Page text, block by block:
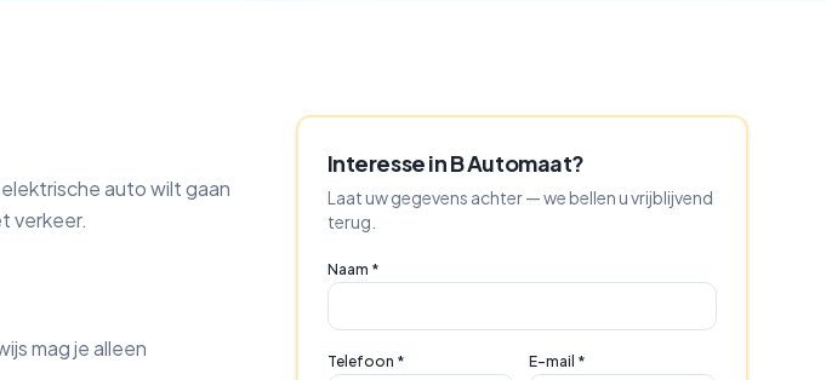
auto wilt gaan
verkeer.
mag je alleen
Interesse inB Automaat?
Laat uw gegevens achter — we bellen u vrijblijvend
terug.
Naam *
Telefoon * E-mail *